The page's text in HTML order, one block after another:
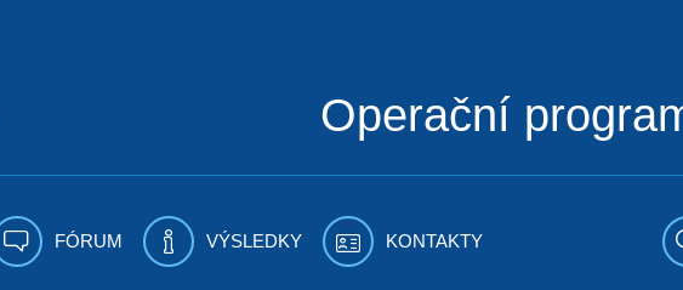
Operační
FÓRUM VÝSLEDKY KONTAKTY